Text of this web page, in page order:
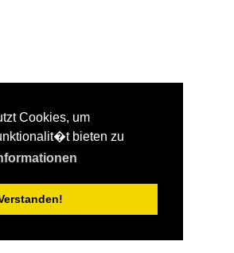
Cookies, um
bieten zu